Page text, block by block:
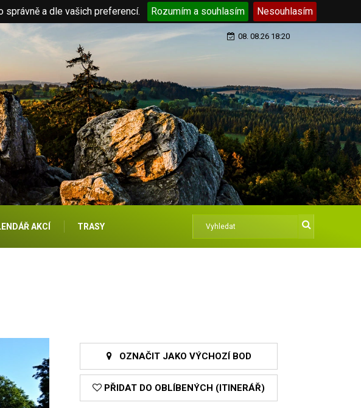
správně a dle vašich preferencí. Rozumím a souhlasím Nesouhlasím
08. 08.26 18:20
AKCÍ TRASY
OZNAČIT JAKO VÝCHOZÍ BOD
PŘIDAT DO OBLÍBENÝCH (ITINERÁŘ)